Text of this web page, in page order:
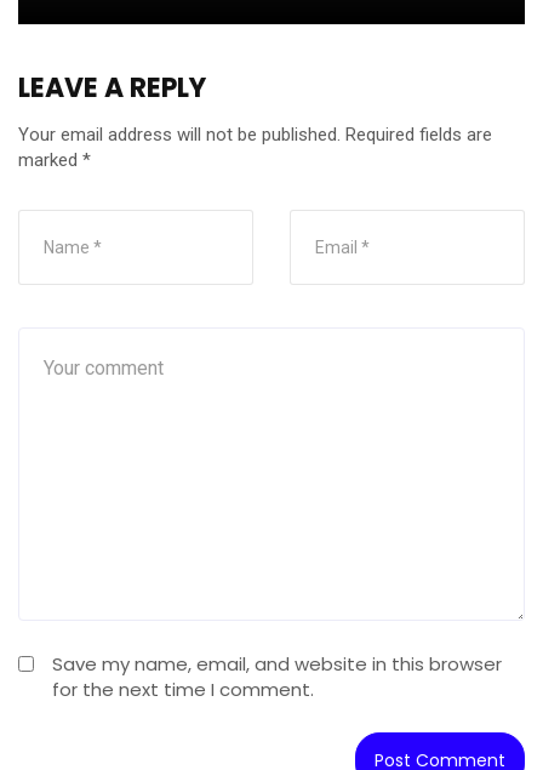
LEAVE A REPLY
Your email address will not be published. Required fields are
marked *
Save my name, email, and website in this browser
for the next time I comment.